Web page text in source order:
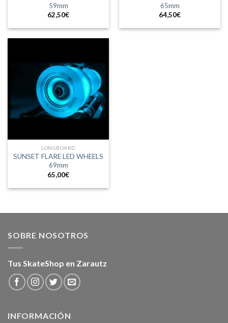
59mm
62,50€
65mm
64,50€
LONGBOARD
SUNSET FLARE LED WHEELS
69mm
65,00€
SOBRE NOSOTROS
Tus SkateShop en Zarautz
INFORMACIÓN